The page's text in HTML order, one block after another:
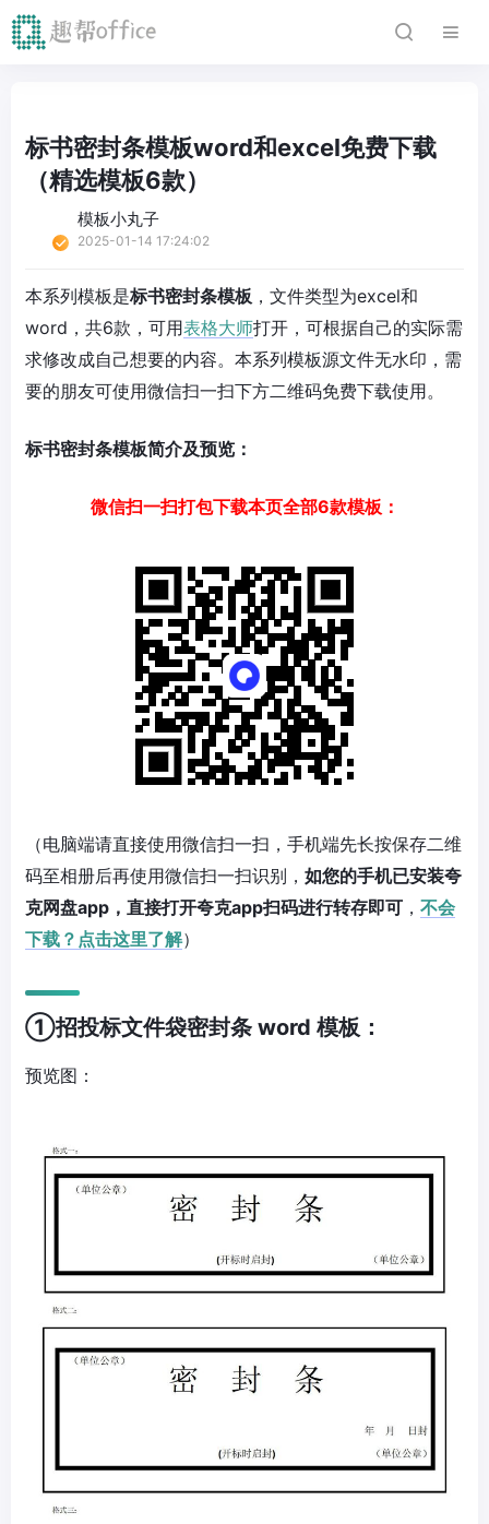
标书密封条模板word和excel免费下载
（精选模板6款）
模板小丸子
2025-01-14 17:24:02
本系列模板是标书密封条模板 ，文件类型为excel和
word，共6款，可用表格大师打开，可根据自己的实际需
求修改成自己想要的内容。本系列模板源文件无水印，需
要的朋友可使用微信扫一扫下方二维码免费下载使用。
标书密封条模板简介及预览：
微信扫一扫打包下载本页全部6款模板：
（电脑端请直接使用微信扫一扫，手机端先长按保存二维
码至相册后再使用微信扫一扫识别， 如您的手机已安装夸
克网盘app，直接打开夸克app扫码进行转存即可 ， 不会
下载？点击这里了解）
①招投标文件袋密封条 word 模板：
预览图：